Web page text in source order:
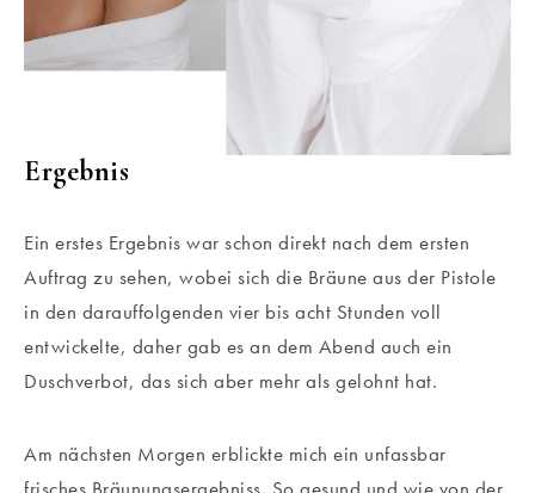
Ergebnis
Ein erstes Ergebnis war schon direkt nach dem ersten
Auftrag zu sehen, wobei sich die Bräune aus der Pistole
in den darauffolgenden vier bis acht Stunden voll
entwickelte, daher gab es an dem Abend auch ein
Duschverbot, das sich aber mehr als gelohnt hat.
Am nächsten Morgen erblickte mich ein unfassbar